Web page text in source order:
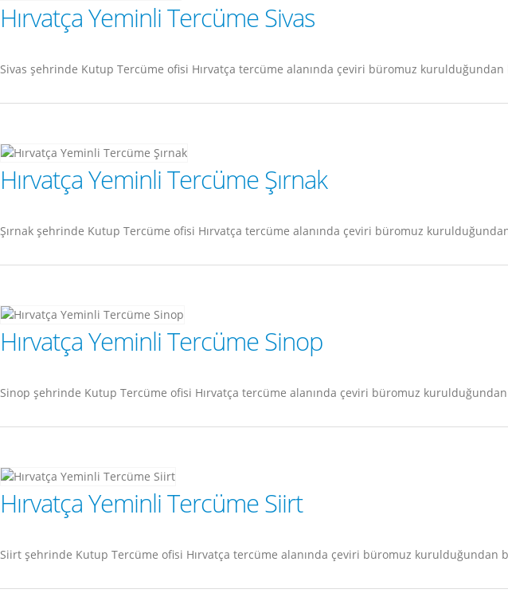
Hırvatça Yeminli Tercüme Sivas
Sivas şehrinde Kutup Tercüme ofisi Hırvatça tercüme alanında çeviri büromuz
Hırvatça Yeminli Tercüme Şırnak
Şırnak şehrinde Kutup Tercüme ofisi Hırvatça tercüme alanında çeviri büromuz
Hırvatça Yeminli Tercüme Sinop
Sinop şehrinde Kutup Tercüme ofisi Hırvatça tercüme alanında çeviri büromuz
Hırvatça Yeminli Tercüme Siirt
Siirt şehrinde Kutup Tercüme ofisi Hırvatça tercüme alanında çeviri büromuz